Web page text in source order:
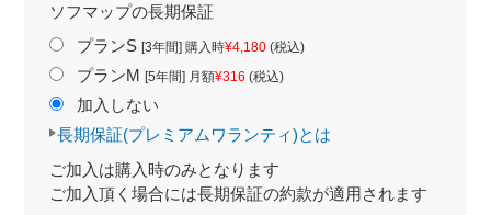
ソフマップの長期保証
プランS [3年間] 購入時¥4,180(税込)
プランM [5年間] 月額¥316 (税込)
加入しない
長期保証(プレミアムワランティ)とは
ご加入は購入時のみとなります
ご加入頂く場合には長期保証の約款が適用されます